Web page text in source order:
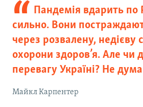
Пандемія вдарить по
сильно. Вони
через розвалену, недієву
охорони здоров’я. Але чи
перевагу Україні? Не
Майкл Карпентер